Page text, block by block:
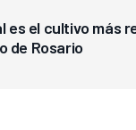
es el cultivo más
de Rosario